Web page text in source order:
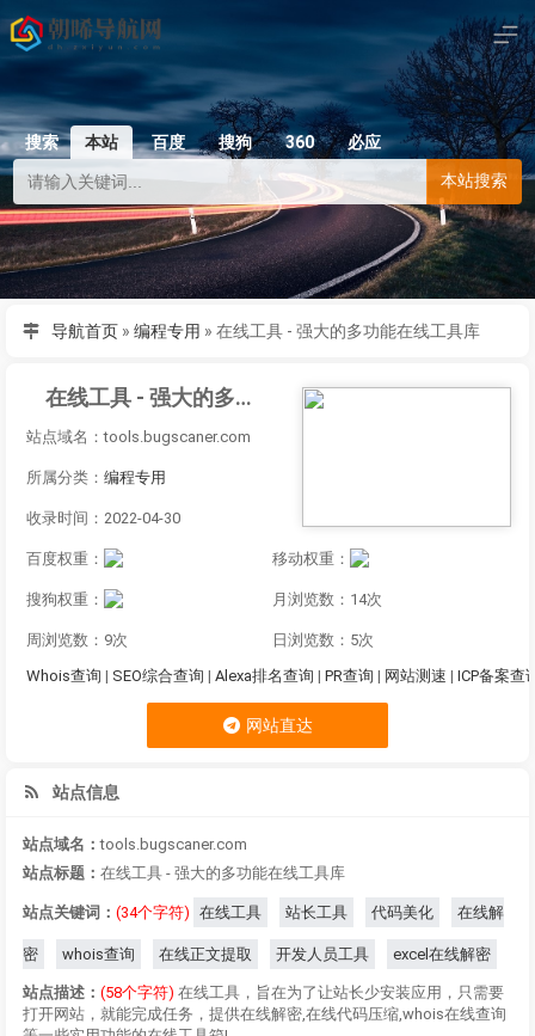
搜索 本站 百度 搜狗 360
必应
本站搜索
导航首页 » 编程专用 » 在线工具 - 强大的多功能在线工具库
在线工具 - 强大的多功能在线工具库
站点域名：tools.bugscaner.com
所属分类： 编程专用
收录时间：2022-04-30
百度权重： 移动权重：
搜狗权重： 月浏览数：14次
周浏览数：9次
日浏览数：5次
Whois查询 | SEO综合查询 | Alexa排名查询 | PR查询 | 网站测速 | ICP备案查
网站直达
站点信息
站点域名：tools.bugscaner.com
站点标题： 在线工具 - 强大的多功能在线工具库
站点关键词： (34个字符) 在线工具 站长工具 代码美化 在线解
密 whois查询 在线正文提取 开发人员工具 excel在线解密
站点描述： (58个字符) 在线工具，旨在为了让站长少安装应用，只需要
打开网站，就能完成任务，提供在线解密,在线代码压缩,whois在线查询